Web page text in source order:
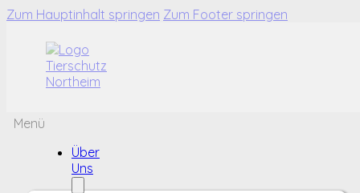
Zum Hauptinhalt springen Zum Footer springen
Menü
Über
Uns